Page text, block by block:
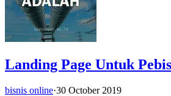
Landing Page Untuk
bisnis online·30 October 2019